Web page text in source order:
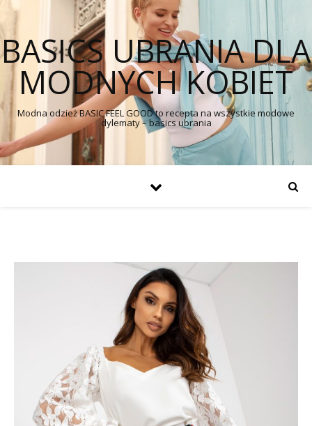
BASICS UBRANIA DLA
MODNYCH KOBIET
Modna odzież BASIC FEEL GOOD to recepta na wszystkie modowe
dylematy – basics ubrania